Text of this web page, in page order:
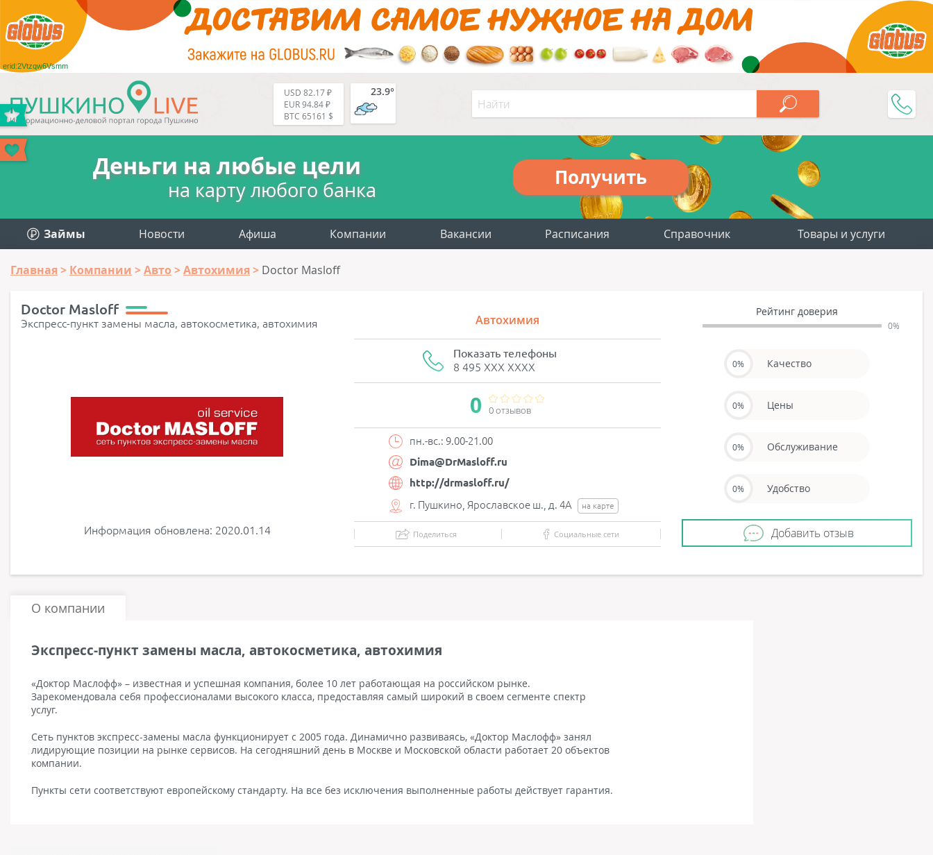
erid:2Vtzqw6Vsmm
USD 82.17 ₽
EUR 94.84 ₽
BTC 65161 $
23.9°
Деньги на любые цели
на карту любого банка
Получить
Займы Новости Афиша Компании Вакансии Расписания Справочник Товары и услуги
Главная Компании Авто Автохимия Doctor Masloff
Doctor Masloff
Экспресс-пункт замены масла, автокосметика, автохимия
Информация обновлена: 2020.01.14
Автохимия
Показать телефоны
8 495 XXX XXXX
0 0 отзывов
пн.-вс.: 9.00-21.00
Dima@DrMasloff.ru
http://drmasloff.ru/
г. Пушкино, Ярославское ш., д. 4А
на карте
Поделиться Социальные сети
Рейтинг доверия
0%
0% Качество
0% Цены
0% Обслуживание
0% Удобство
Добавить отзыв
О компании
Экспресс-пункт замены масла, автокосметика, автохимия
«Доктор Маслофф» – известная и успешная компания, более 10 лет работающая на российском рынке.
Зарекомендовала себя профессионалами высокого класса, предоставляя самый широкий в своем сегменте спектр
услуг.
Сеть пунктов экспресс-замены масла функционирует с 2005 года. Динамично развиваясь, «Доктор Маслофф» занял
лидирующие позиции на рынке сервисов. На сегодняшний день в Москве и Московской области работает 20 объектов
компании.
Пункты сети соответствуют европейскому стандарту. На все без исключения выполненные работы действует гарантия.